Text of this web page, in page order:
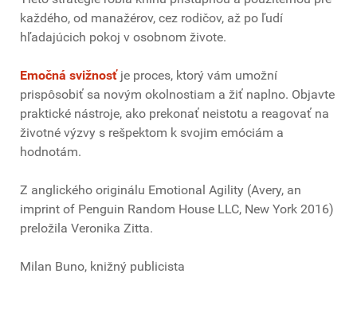
každého, od manažérov, cez rodičov, až po ľudí
hľadajúcich pokoj v osobnom živote.
Emočná svižnosťje proces, ktorý vám umožní
prispôsobiť sa novým okolnostiam a žiť naplno. Objavte
praktické nástroje, ako prekonať neistotu a reagovať na
životné výzvy s rešpektom k svojim emóciám a
hodnotám.
Z anglického originálu Emotional Agility (Avery, an
imprint of Penguin Random House LLC, New York 2016)
preložila Veronika Zitta.
Milan Buno, knižný publicista